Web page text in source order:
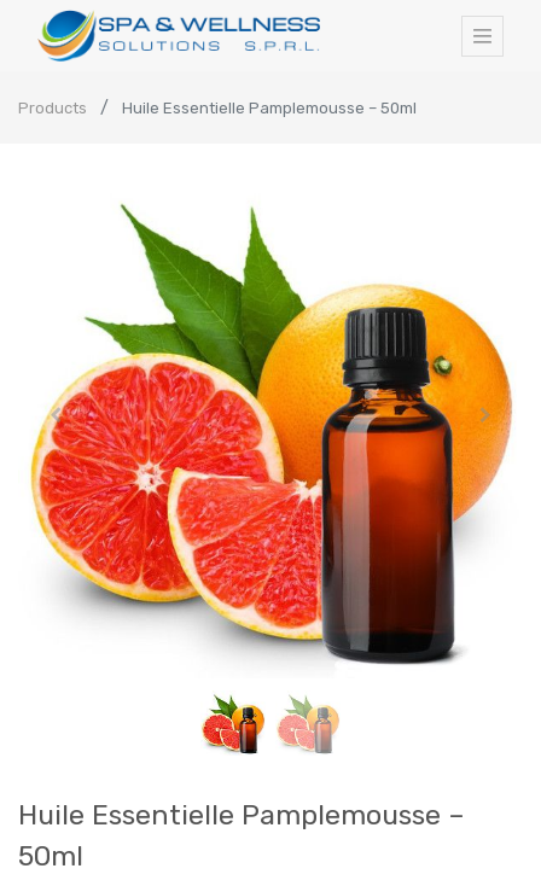
Products Huile Essentielle Pamplemousse – 50ml
Huile Essentielle Pamplemousse –
50ml